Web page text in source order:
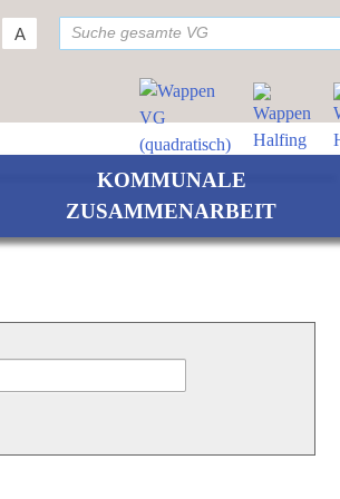
A
KOMMUNALE
ZUSAMMENARBEIT